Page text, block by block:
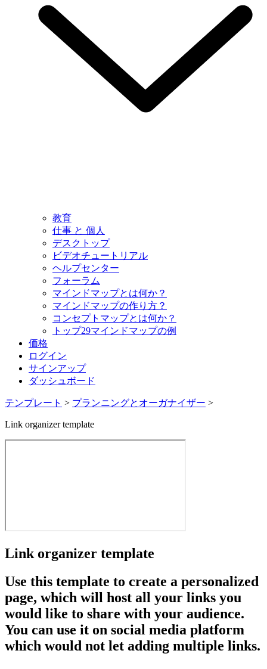
教育
仕事 と 個人
デスクトップ
ビデオチュートリアル
ヘルプセンター
フォーラム
マインドマップとは何か？
マインドマップの作り方？
コンセプトマップとは何か？
トップ29マインドマップの例
価格
ログイン
サインアップ
ダッシュボード
テンプレート > プランニングとオーガナイザー >
Link organizer template
Link organizer template
Use this template to create a personalized
page, which will host all your links you
would like to share with your audience.
You can use it on social media platform
which would not let adding multiple links.